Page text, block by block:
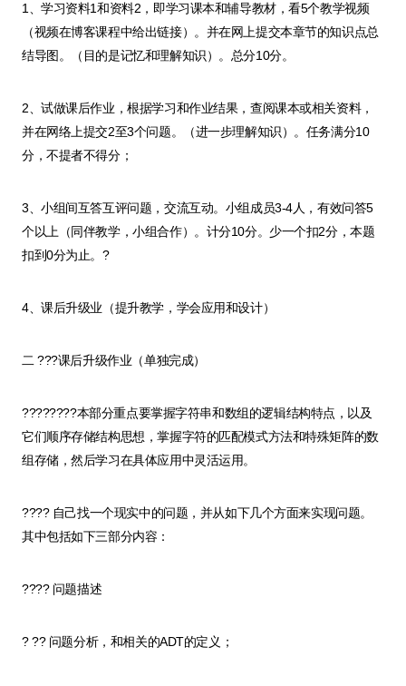
1、学习资料1和资料2，即学习课本和辅导教材，看5个教学视频
（视频在博客课程中给出链接）。并在网上提交本章节的知识点总
结导图。（目的是记忆和理解知识）。总分10分。
2、试做课后作业，根据学习和作业结果，查阅课本或相关资料，
并在网络上提交2至3个问题。（进一步理解知识）。任务满分10
分，不提者不得分；
3、小组间互答互评问题，交流互动。小组成员3-4人，有效问答5
个以上（同伴教学，小组合作）。计分10分。少一个扣2分，本题
扣到0分为止。?
4、课后升级业（提升教学，学会应用和设计）
二 ???课后升级作业（单独完成）
????????本部分重点要掌握字符串和数组的逻辑结构特点，以及
它们顺序存储结构思想，掌握字符的匹配模式方法和特殊矩阵的数
组存储，然后学习在具体应用中灵活运用。
???? 自己找一个现实中的问题，并从如下几个方面来实现问题。
其中包括如下三部分内容：
???? 问题描述
? ?? 问题分析，和相关的ADT的定义；